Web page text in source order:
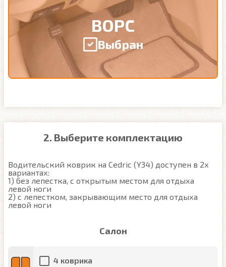
ВОРС
Выбран
2. Выберите комплектацию
Водительский коврик на Cedric (Y34) доступен в 2х
вариантах:
1) без лепестка, с открытым местом для отдыха
левой ноги
2) с лепестком, закрывающим место для отдыха
левой ноги
Салон
4 коврика